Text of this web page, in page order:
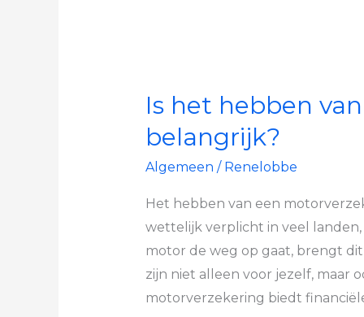
Is het hebben
belangrijk?
Algemeen / Renelobbe
Het hebben van een
wettelijk verplicht in veel
motor de weg op gaat, brengt dit
zijn niet alleen voor jezelf, maar
motorverzekering biedt